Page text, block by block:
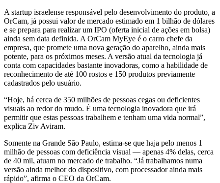
A startup israelense responsável pelo desenvolvimento do produto, a
OrCam, já possui valor de mercado estimado em 1 bilhão de dólares
e se prepara para realizar um IPO (oferta inicial de ações em bolsa)
ainda sem data definida. A OrCam MyEye é o carro chefe da
empresa, que promete uma nova geração do aparelho, ainda mais
potente, para os próximos meses. A versão atual da tecnologia já
conta com capacidades bastante inovadoras, como a habilidade de
reconhecimento de até 100 rostos e 150 produtos previamente
cadastrados pelo usuário.
“Hoje, há cerca de 350 milhões de pessoas cegas ou deficientes
visuais ao redor do mudo. É uma tecnologia inovadora que irá
permitir que estas pessoas trabalhem e tenham uma vida normal”,
explica Ziv Aviram.
Somente na Grande São Paulo, estima-se que haja pelo menos 1
milhão de pessoas com deficiência visual — apenas 4% delas, cerca
de 40 mil, atuam no mercado de trabalho. “Já trabalhamos numa
versão ainda melhor do dispositivo, com processador ainda mais
rápido”, afirma o CEO da OrCam.